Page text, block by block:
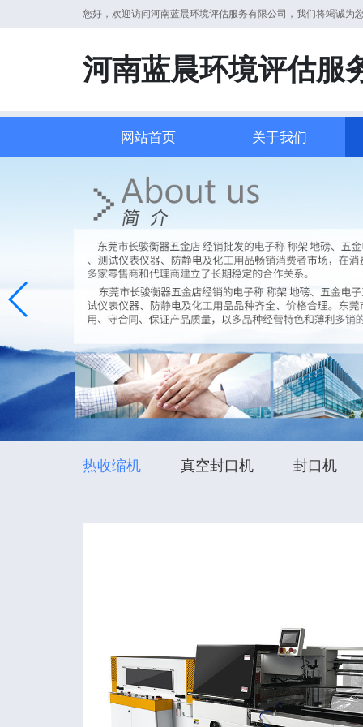
您好，欢迎访问河南蓝晨环境评估服务有限公司，我们将竭诚为
河南蓝晨环境评估服
网站首页 关于我们
热收缩机 真空封口机 封口机